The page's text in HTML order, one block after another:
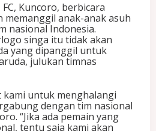
Kuncoro, berbicara
anak-anak asuh
nasional Indonesia.
singa itu tidak akan
yang dipanggil untuk
julukan timnas
kami untuk menghalangi
dengan tim nasional
“Jika ada pemain yang
tentu saja kami akan